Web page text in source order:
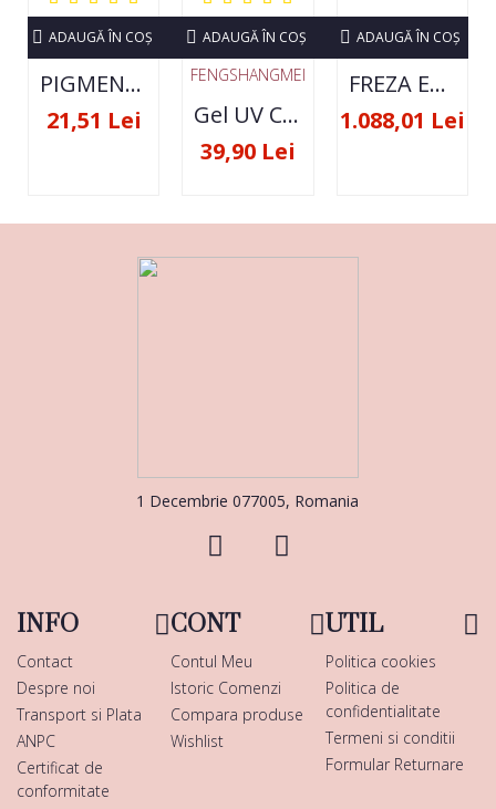
PIGMENT NEON SET 12 CULORI
21,51 Lei
ADAUGĂ ÎN COŞ
FENGSHANGMEI
Gel UV Constructie FSM 50ML - 07
39,90 Lei
ADAUGĂ ÎN COŞ
FREZA ELECTRICA STRONG 210 35000 RPM- ORIGINALA
1.088,01 Lei
ADAUGĂ ÎN COŞ
1 Decembrie 077005, Romania
INFO
Contact
Despre noi
Transport si Plata
ANPC
Certificat de
conformitate
CONT
Contul Meu
Istoric Comenzi
Compara produse
Wishlist
UTIL
Politica cookies
Politica de
confidentialitate
Termeni si conditii
Formular Returnare